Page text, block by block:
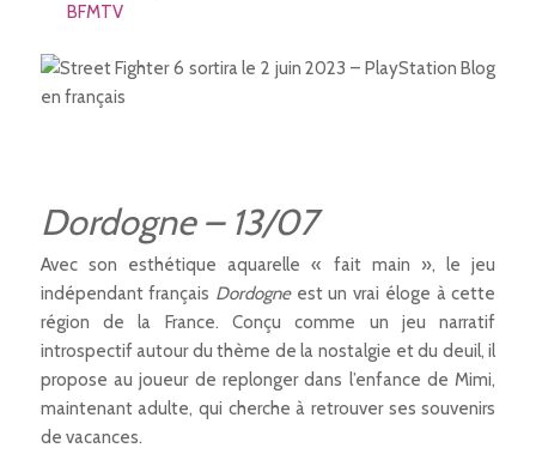
BFMTV
Dordogne – 13/07
Avec son esthétique aquarelle « fait main », le jeu
indépendant français Dordogneest un vrai éloge à cette
région de la France. Conçu comme un jeu narratif
introspectif autour du thème de la nostalgie et du deuil, il
propose au joueur de replonger dans l’enfance de Mimi,
maintenant adulte, qui cherche à retrouver ses souvenirs
de vacances.